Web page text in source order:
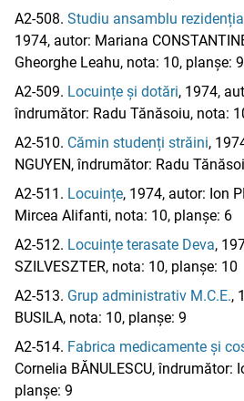
A2-508. Studiu ansamblu
1974, autor: Mariana
Gheorghe Leahu, nota: 10, planșe: 9
A2-509. Locuințe și dotări, 1974,
îndrumător: Radu Tănăsoiu, nota:
A2-510. Cămin studenți străini,
NGUYEN, îndrumător: Radu
A2-511. Locuințe, 1974, autor: Ion
Mircea Alifanti, nota: 10, planșe: 6
A2-512. Locuințe terasate Deva,
SZILVESZTER, nota: 10, planșe: 10
A2-513. Grup administrativ M.C.E.,
BUSILA, nota: 10, planșe: 9
A2-514. Fabrica medicamente și
Cornelia BĂNULESCU, îndrumător:
planșe: 9